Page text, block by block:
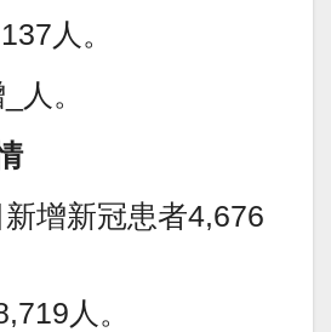
人。
人。
增新冠患者4,676
人。